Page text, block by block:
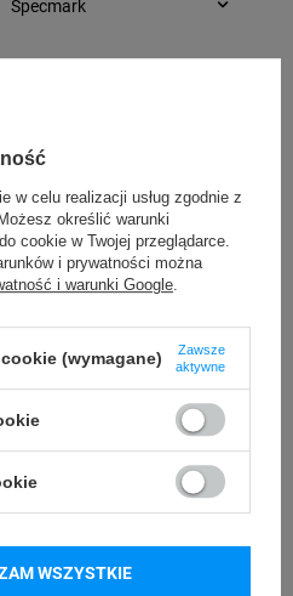
e-mail: gspr@ptmb.pl
Specmark
43-400 Cieszyn (Polska)
Godex RT700i
Godex RT863i
w celu realizacji usług zgodnie z
Możesz określić warunki
cookie w Twojej przeglądarce.
i prywatności można
i warunki Google
(wymagane)
Zawsze
aktywne
WSZYSTKIE